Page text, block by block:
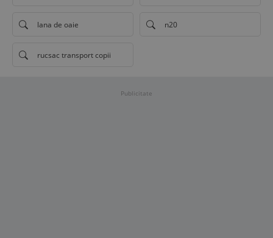
lana de oaie n20
rucsac transport copii
Publicitate